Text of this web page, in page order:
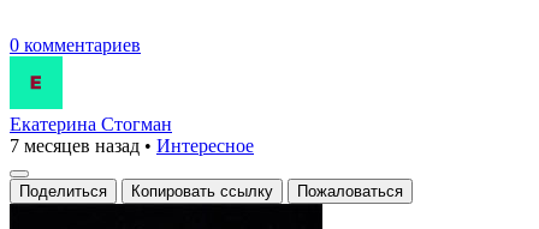
0 комментариев
Екатерина Стогман
7 месяцев назад • Интересное
Поделиться Копировать ссылку Пожаловаться